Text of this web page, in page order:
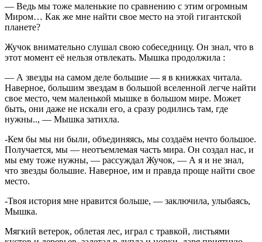
— Ведь мы тоже маленькие по сравнению с этим огромным
Миром… Как же мне найти свое место на этой гигантской
планете?
Жучок внимательно слушал свою собеседницу. Он знал, что в
этот момент её нельзя отвлекать. Мышка продолжила :
— А звезды на самом деле большие — я в книжках читала.
Наверное, большим звездам в большой вселенной легче найти
свое место, чем маленькой мышке в большом мире. Может
быть, они даже не искали его, а сразу родились там, где
нужны.., — Мышка затихла.
-Кем бы мы ни были, объединяясь, мы создаём нечто большое.
Получается, мы — неотъемлемая часть мира. Он создал нас, и
мы ему тоже нужны, — рассуждал Жучок, — А я и не знал,
что звезды большие. Наверное, им и правда проще найти свое
место.
-Твоя история мне нравится больше, — заключила, улыбаясь,
Мышка.
Мягкий ветерок, облетая лес, играл с травкой, листьями